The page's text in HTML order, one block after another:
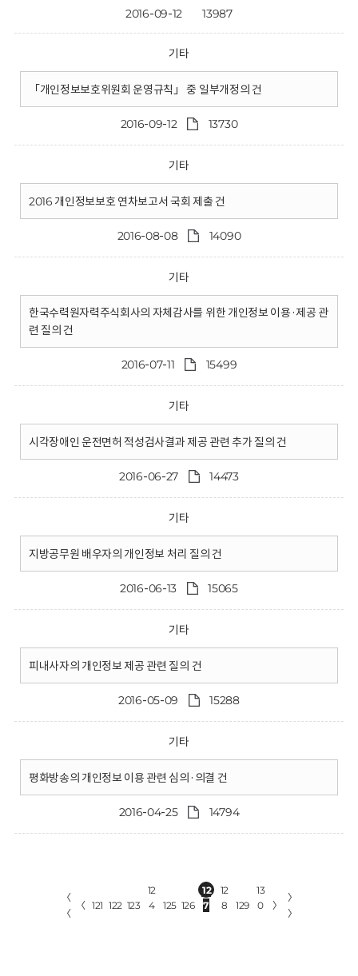
2016-09-12 13987
기타
「개인정보보호위원회 운영규칙」 중 일부개정의 건
2016-09-12 13730
기타
2016 개인정보보호 연차보고서 국회 제출 건
2016-08-08 14090
기타
한국수력원자력주식회사의 자체감사를 위한 개인정보 이용·제공 관
련 질의 건
2016-07-11 15499
기타
시각장애인 운전면허 적성검사결과 제공 관련 추가 질의 건
2016-06-27 14473
기타
지방공무원 배우자의 개인정보 처리 질의 건
2016-06-13 15065
기타
피내사자의 개인정보 제공 관련 질의 건
2016-05-09 15288
기타
평화방송의 개인정보 이용 관련 심의·의결 건
2016-04-25 14794
〈
〈
〈 121 122 123
12
4
125 126
12
7
12
8
129
13
0
〉
〉
〉